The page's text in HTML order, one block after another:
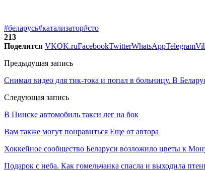
#беларусь#катализатор#сто
213
Поделится VKOK.ruFacebookTwitterWhatsAppTelegram
Предыдущая запись
Снимал видео для тик-тока и попал в больницу. В
Следующая запись
В Пинске автомобиль такси лег на бок
Вам также могут понравиться Еще от автора
Хоккейное сообщество Беларуси возложило цветы к
Подарок с неба. Как гомельчанка спасла и выходила